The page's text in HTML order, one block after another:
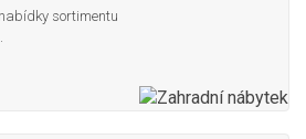
sortimentu